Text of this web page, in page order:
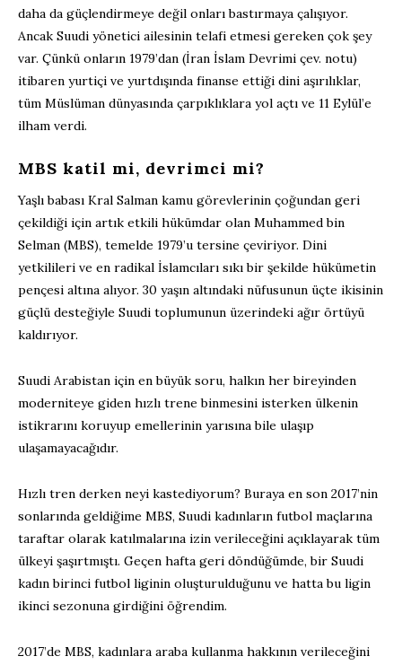
daha da güçlendirmeye değil onları bastırmaya çalışıyor.
Ancak Suudi yönetici ailesinin telafi etmesi gereken çok şey
var. Çünkü onların 1979’dan (İran İslam Devrimi çev. notu)
itibaren yurtiçi ve yurtdışında finanse ettiği dini aşırılıklar,
tüm Müslüman dünyasında çarpıklıklara yol açtı ve 11 Eylül’e
ilham verdi.
MBS katil mi, devrimci mi?
Yaşlı babası Kral Salman kamu görevlerinin çoğundan geri
çekildiği için artık etkili hükümdar olan Muhammed bin
Selman (MBS), temelde 1979’u tersine çeviriyor. Dini
yetkilileri ve en radikal İslamcıları sıkı bir şekilde hükümetin
pençesi altına alıyor. 30 yaşın altındaki nüfusunun üçte ikisinin
güçlü desteğiyle Suudi toplumunun üzerindeki ağır örtüyü
kaldırıyor.
Suudi Arabistan için en büyük soru, halkın her bireyinden
moderniteye giden hızlı trene binmesini isterken ülkenin
istikrarını koruyup emellerinin yarısına bile ulaşıp
ulaşamayacağıdır.
Hızlı tren derken neyi kastediyorum? Buraya en son 2017’nin
sonlarında geldiğime MBS, Suudi kadınların futbol maçlarına
taraftar olarak katılmalarına izin verileceğini açıklayarak tüm
ülkeyi şaşırtmıştı. Geçen hafta geri döndüğümde, bir Suudi
kadın birinci futbol liginin oluşturulduğunu ve hatta bu ligin
ikinci sezonuna girdiğini öğrendim.
2017’de MBS, kadınlara araba kullanma hakkının verileceğini